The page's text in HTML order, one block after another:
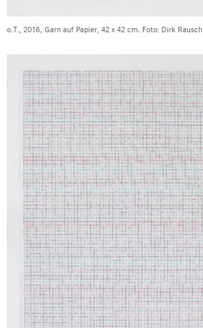
o.T., 2016, Garn auf Papier, 42 x 42 cm. Foto: Dirk Rausch